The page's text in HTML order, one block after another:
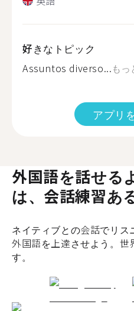
好きなトピック
Assuntos diverso...もっ
アプリ
外国語を話せる
は、会話練習あ
ネイティブとの会話でリス
外国語を上達させよう。世
す。